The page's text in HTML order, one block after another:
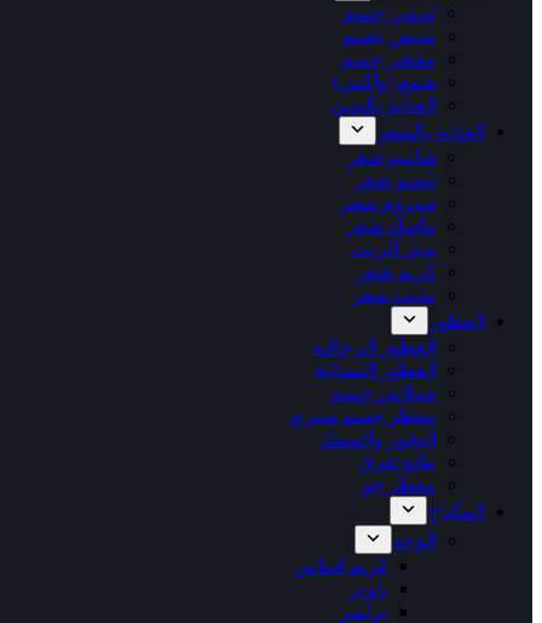
لوشن جسم
مبيض جسم
مقشر جسم
شمع (واكس)
العناية باليدين
العناية بالشعر
شامبو شعر
بلسم شعر
سيروم شعر
ماسك شعر
بديل الزيت
كريم شعر
مثبت شعر
العطور
العطور الرجالية
العطور النسائية
سبلاش جسم
معطر جسم سبري
البخور والمسك
مانع تعرق
معطر جو
المكياج
الوجه
كريم اساس
باودر
برايمر